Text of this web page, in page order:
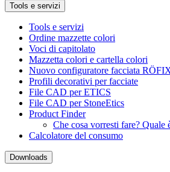
Tools e servizi
Tools e servizi
Ordine mazzette colori
Voci di capitolato
Mazzetta colori e cartella colori
Nuovo configuratore facciata
Profili decorativi per facciate
File CAD per ETICS
File CAD per StoneEtics
Product Finder
Che cosa vorresti fare? Quale
Calcolatore del consumo
Downloads